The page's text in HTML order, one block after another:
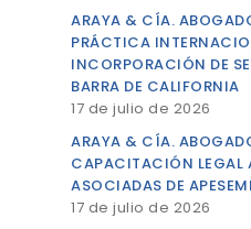
ARAYA & CÍA.
PRÁCTICA
INCORPORACIÓN DE
BARRA DE CALIFORNIA
17 de julio de 2026
ARAYA & CÍA.
CAPACITACIÓN LEGAL
ASOCIADAS DE
17 de julio de 2026